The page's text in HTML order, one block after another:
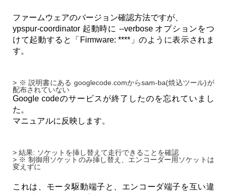
ファームウェアのバージョン確認方法ですが、
ypspur-coordinator 起動時に --verbose オプションをつ
けて起動すると「Firmware: ****」のように表示されま
す。
> ※ 説明書にある googlecode.comからsam-ba(焼込ツール)が
配布されていない
Google codeのサービスが終了したのを忘れていまし
た。
マニュアルに反映します。
> 結果: ソケットを挿し替えて走行できることを確認
> ※ 制御用ソケットのみ挿し替え、エンコーダー用ソケットは
変えずに
これは、モータ駆動端子と、エンコーダ端子を互い違